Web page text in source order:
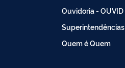
Ouvidoria - OUVID
Superintendências
Quem é Quem